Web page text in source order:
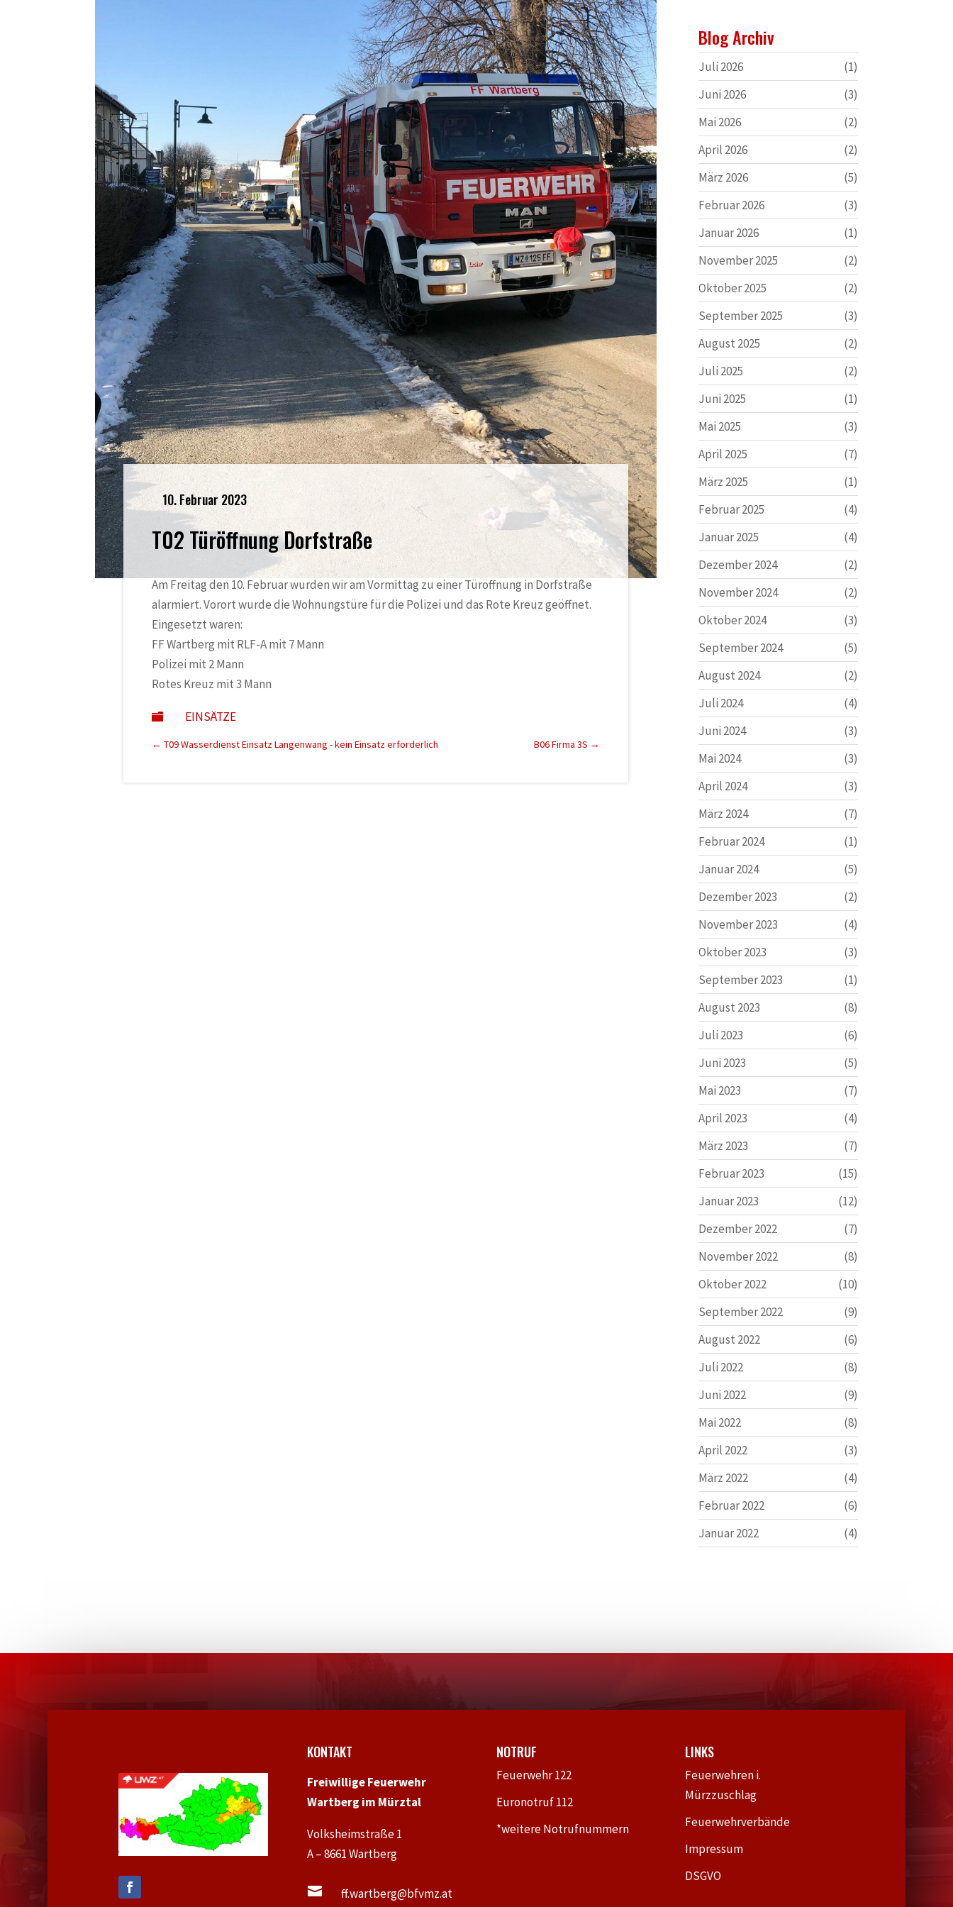
10. Februar 2023
T02 Türöffnung Dorfstraße
Am Freitag den 10. Februar wurden wir am Vormittag zu einer Türöffnung in Dorfstraße
alarmiert. Vorort wurde die Wohnungstüre für die Polizei und das Rote Kreuz geöffnet.
Eingesetzt waren:
FF Wartberg mit RLF-A mit 7 Mann
Polizei mit 2 Mann
Rotes Kreuz mit 3 Mann
 EINSÄTZE
← T09 Wasserdienst Einsatz Langenwang - kein Einsatz erforderlich B06 Firma 3S →
Blog Archiv
Juli 2026
(1)
Juni 2026
(3)
Mai 2026
(2)
April 2026
(2)
März 2026
(5)
Februar 2026
(3)
Januar 2026
(1)
November 2025
(2)
Oktober 2025
(2)
September 2025
(3)
August 2025
(2)
Juli 2025
(2)
Juni 2025
(1)
Mai 2025
(3)
April 2025
(7)
März 2025
(1)
Februar 2025
(4)
Januar 2025
(4)
Dezember 2024
(2)
November 2024
(2)
Oktober 2024
(3)
September 2024
(5)
August 2024
(2)
Juli 2024
(4)
Juni 2024
(3)
Mai 2024
(3)
April 2024
(3)
März 2024
(7)
Februar 2024
(1)
Januar 2024
(5)
Dezember 2023
(2)
November 2023
(4)
Oktober 2023
(3)
September 2023
(1)
August 2023
(8)
Juli 2023
(6)
Juni 2023
(5)
Mai 2023
(7)
April 2023
(4)
März 2023
(7)
Februar 2023
(15)
Januar 2023
(12)
Dezember 2022
(7)
November 2022
(8)
Oktober 2022
(10)
September 2022
(9)
August 2022
(6)
Juli 2022
(8)
Juni 2022
(9)
Mai 2022
(8)
April 2022
(3)
März 2022
(4)
Februar 2022
(6)
Januar 2022
(4)
KONTAKT
Freiwillige Feuerwehr
Wartberg im Mürztal
Volksheimstraße 1
A – 8661 Wartberg
 ff.wartberg@bfvmz.at
NOTRUF
Feuerwehr 122
Euronotruf 112
*weitere Notrufnummern
LINKS
Feuerwehren i.
Mürzzuschlag
Feuerwehrverbände
Impressum
DSGVO